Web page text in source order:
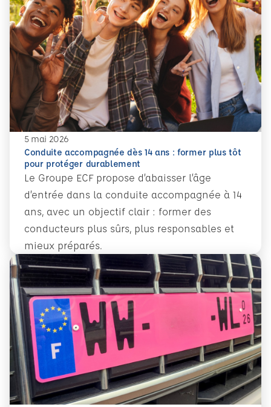
5 mai 2026
Conduite accompagnée dès 14 ans : former plus tôt
pour protéger durablement
Le Groupe ECF propose d’abaisser l’âge
d’entrée dans la conduite accompagnée à 14
ans, avec un objectif clair : former des
conducteurs plus sûrs, plus responsables et
mieux préparés.
En savoir plus
Conduite accompagnée dès 14 ans : former plus tôt pour